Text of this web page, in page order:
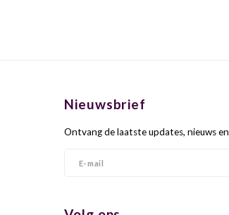
Nieuwsbrief
Ontvang de laatste updates, nieuws